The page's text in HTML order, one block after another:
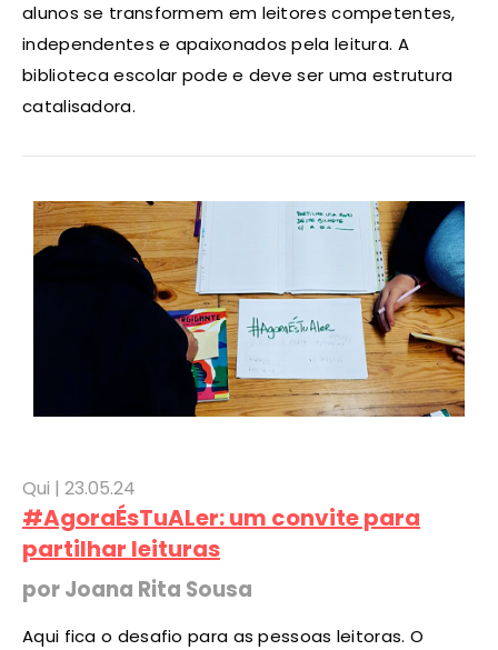
alunos se transformem em leitores competentes,
independentes e apaixonados pela leitura. A
biblioteca escolar pode e deve ser uma estrutura
catalisadora.
Qui | 23.05.24
#AgoraÉsTuALer: um convite para
partilhar leituras
por Joana Rita Sousa
Aqui fica o desafio para as pessoas leitoras. O